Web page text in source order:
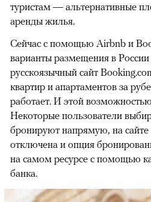
туристам — альтернативные
аренды жилья.
Сейчас c помощью Airbnb и
варианты размещения в
русскоязычный сайт
квартир и апартаментов за
работает. И этой
Некоторые пользователи
бронируют напрямую, на сайте
отключена и опция
на самом ресурсе с помощью
банка.